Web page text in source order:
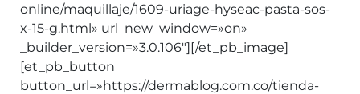
online/maquillaje/1609-uriage-hyseac-pasta-sos-
x-15-g.html» url_new_window=»on»
_builder_version=»3.0.106″][/et_pb_image]
[et_pb_button
button_url=»https://dermablog.com.co/tienda-